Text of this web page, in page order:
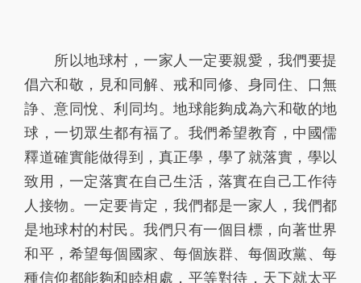
所以地球村，一家人一定要親愛，我們要提
倡六和敬，見和同解、戒和同修、身同住、口無
諍、意同悅、利同均。地球能夠成為六和敬的地
球，一切眾生都有福了。我們希望教育，中國儒
釋道確實能做得到，真正學，學了就落實，學以
致用，一定落實在自己生活，落實在自己工作待
人接物。一定要肯定，我們都是一家人，我們都
是地球村的村民。我們只有一個目標，向著世界
和平，希望每個國家、每個族群、每個政黨、每
種信仰都能夠和睦相處，平等對待，天下就太平